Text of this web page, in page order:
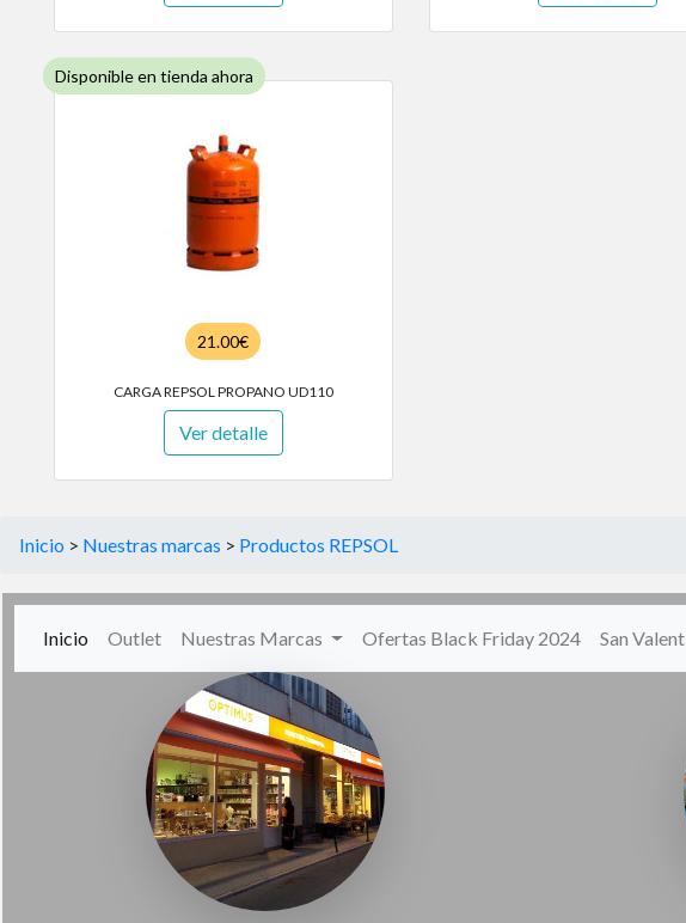
Disponible en tienda ahora
21.00€
CARGA REPSOL PROPANO UD110
Ver detalle
Inicio > Nuestras marcas > Productos REPSOL
Inicio (current)
Outlet Nuestras Marcas Ofertas Black Friday 2024 San